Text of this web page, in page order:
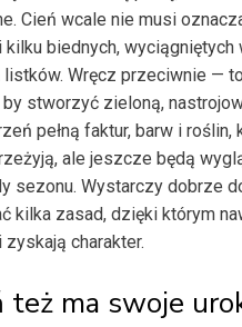
Cień wcale nie musi
kilku biednych, wyciągniętych
listków. Wręcz przeciwnie —
by stworzyć zieloną,
pełną faktur, barw i roślin,
ale jeszcze będą
sezonu. Wystarczy dobrze
kilka zasad, dzięki którym
zyskają charakter.
też ma swoje